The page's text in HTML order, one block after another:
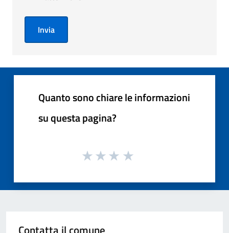
Invia
Quanto sono chiare le informazioni
su questa pagina?